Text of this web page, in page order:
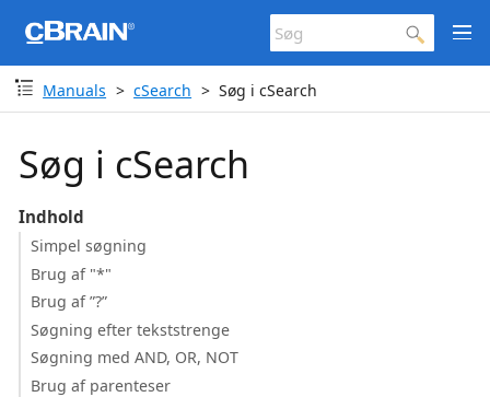
Manuals cSearch Søg i cSearch
Søg i cSearch
Indhold
Simpel søgning
Brug af "*"
Brug af ”?”
Søgning efter tekststrenge
Søgning med AND, OR, NOT
Brug af parenteser